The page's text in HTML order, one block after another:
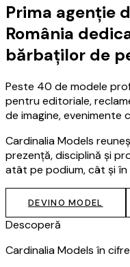
Prima agenție
România
bărbaților de
Peste 40 de modele
pentru editoriale,
de imagine,
Cardinalia Models
prezență, disciplină și
atât pe podium, cât și în
DEVINO MODEL
Descoperă
Cardinalia Models în cifre